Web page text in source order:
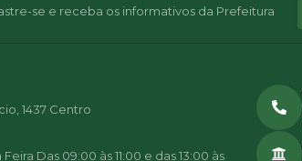
se e receba os informativos da Prefeitura
1437 Centro
Das 09:00 às 11:00 e das 13:00 às